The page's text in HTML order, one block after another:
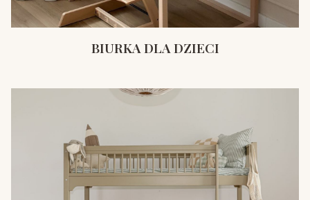
BIURKA DLA DZIECI